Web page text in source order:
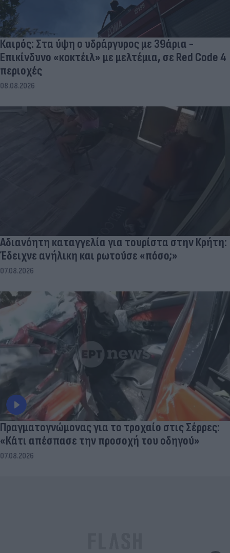
Καιρός: Στα ύψη ο υδράργυρος με 39άρια -
Επικίνδυνο «κοκτέιλ» με μελτέμια, σε Red Code 4
περιοχές
08.08.2026
Αδιανόητη καταγγελία για τουρίστα στην Κρήτη:
Έδειχνε ανήλικη και ρωτούσε «πόσο;»
07.08.2026
Πραγματογνώμονας για το τροχαίο στις Σέρρες:
«Κάτι απέσπασε την προσοχή του οδηγού»
07.08.2026